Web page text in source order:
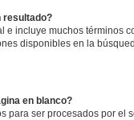
resultado?
e incluye muchos términos
disponibles en la
en blanco?
para ser procesados por el